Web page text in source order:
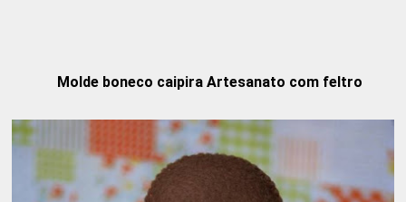
Molde boneco caipira Artesanato com feltro